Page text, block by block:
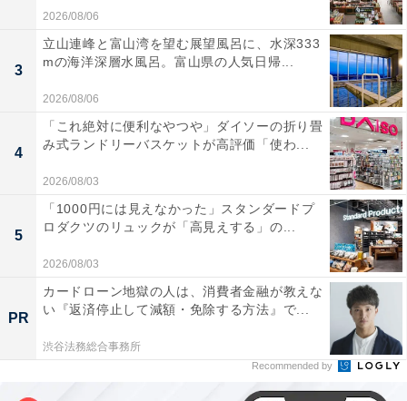
が弱くなる
実家を大切にするのは大切なことですが、いつでも入り
浸るような依存状態になると、育児に対する妻の実家の
介入が見られるケースも。ひどくなると、子供に関する
ことは妻とその母（ばあば）で決めて、夫は育児に全く
口出しができないような状態に陥ることもあります。
特徴その3：「叱られてばかり」で、家庭から足が
遠のく
少しだけ育児がラクになって妻の世界が開けてくると、
いろんな家庭の在り方を知り、夫に多くを求めたくなる
こともあります。とはいえ「家庭を顧みて！」という正
論が、時に夫の大きな重荷になってしまう場合もありま
2026/08/06
3
立山連峰と富山湾を望む展望風呂に、水深333
mの海洋深層水風呂。富山県の人気日帰...
2026/08/06
4
「これ絶対に便利なやつや」ダイソーの折り畳
み式ランドリーバスケットが高評価「使わ...
2026/08/03
5
「1000円には見えなかった」スタンダードプ
ロダクツのリュックが「高見えする」の...
2026/08/03
PR
カードローン地獄の人は、消費者金融が教えな
い『返済停止して減額・免除する方法』で...
渋谷法務総合事務所
Recommended by